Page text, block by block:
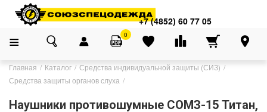
+7 (4852) 60 77 05
0
Главная Каталог
Средства индивидуальной защиты (СИЗ)
Средства защиты органов слуха
Наушники противошумные СОМЗ-15 Титан,